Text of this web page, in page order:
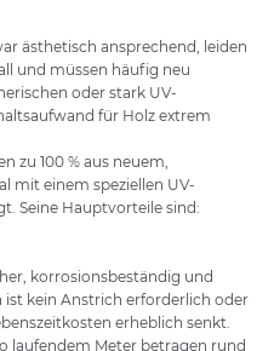
ästhetisch ansprechend, leiden
und müssen häufig neu
oder stark UV-
für Holz extrem
zu 100 % aus neuem,
mit einem speziellen UV-
Seine Hauptvorteile sind:
korrosionsbeständig und
kein Anstrich erforderlich oder
erheblich senkt.
laufendem Meter betragen rund